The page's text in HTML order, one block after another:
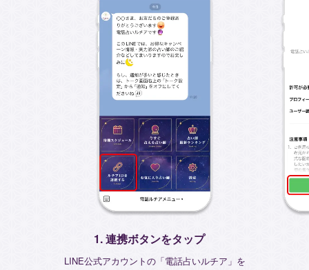
1. 連携ボタンをタップ
LINE公式アカウントの「電話占いルチア」を